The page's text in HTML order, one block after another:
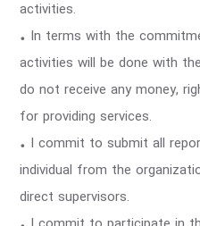
activities.
• In terms with the
activities will be done with
do not receive any money,
for providing services.
• I commit to submit all
individual from the
direct supervisors.